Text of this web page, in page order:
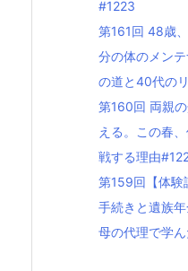
#1223
第161回 48歳
分の体のメン
の道と40代の
第160回 両親
える。この春
戦する理由
第159回【体験
手続きと遺族
母の代理で学